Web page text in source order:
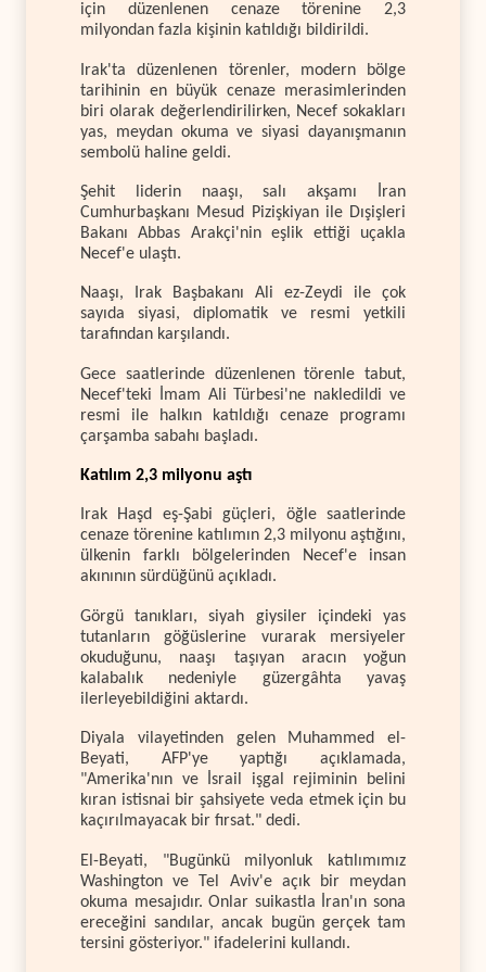
için düzenlenen cenaze törenine 2,3
milyondan fazla kişinin katıldığı bildirildi.
Irak'ta düzenlenen törenler, modern bölge
tarihinin en büyük cenaze merasimlerinden
biri olarak değerlendirilirken, Necef sokakları
yas, meydan okuma ve siyasi dayanışmanın
sembolü haline geldi.
Şehit liderin naaşı, salı akşamı İran
Cumhurbaşkanı Mesud Pizişkiyan ile Dışişleri
Bakanı Abbas Arakçi'nin eşlik ettiği uçakla
Necef'e ulaştı.
Naaşı, Irak Başbakanı Ali ez-Zeydi ile çok
sayıda siyasi, diplomatik ve resmi yetkili
tarafından karşılandı.
Gece saatlerinde düzenlenen törenle tabut,
Necef'teki İmam Ali Türbesi'ne nakledildi ve
resmi ile halkın katıldığı cenaze programı
çarşamba sabahı başladı.
Katılım 2,3 milyonu aştı
Irak Haşd eş-Şabi güçleri, öğle saatlerinde
cenaze törenine katılımın 2,3 milyonu aştığını,
ülkenin farklı bölgelerinden Necef'e insan
akınının sürdüğünü açıkladı.
Görgü tanıkları, siyah giysiler içindeki yas
tutanların göğüslerine vurarak mersiyeler
okuduğunu, naaşı taşıyan aracın yoğun
kalabalık nedeniyle güzergâhta yavaş
ilerleyebildiğini aktardı.
Diyala vilayetinden gelen Muhammed el-
Beyati, AFP'ye yaptığı açıklamada,
"Amerika'nın ve İsrail işgal rejiminin belini
kıran istisnai bir şahsiyete veda etmek için bu
kaçırılmayacak bir fırsat." dedi.
El-Beyati, "Bugünkü milyonluk katılımımız
Washington ve Tel Aviv'e açık bir meydan
okuma mesajıdır. Onlar suikastla İran'ın sona
ereceğini sandılar, ancak bugün gerçek tam
tersini gösteriyor." ifadelerini kullandı.